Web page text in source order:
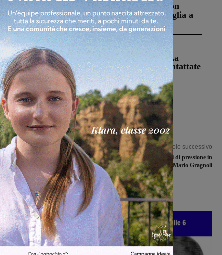
Scomparso da una struttura di Castiglion
Fiorentino l’uomo che aveva ucciso la figlia a
Levane nel 2020
Cronaca 5 Agosto 2026
Continuano le ricerche di Miah Billal. La
Prefettura: “In caso di avvistamento contattate
il 112”
Articolo precedente
Il progetto ‘Scuola genitori’ assunto
come modello nazionale
Articolo successivo
Donati due misuratori di pressione in
ricordo di Mario Gragnoli
Ultime Notizie